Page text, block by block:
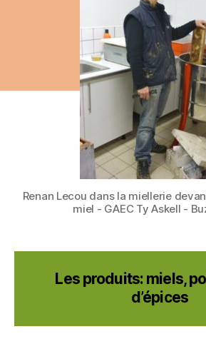
Renan Lecou dans la miellerie
miel - GAEC Ty Askell -
Les produits: miels,
d’épices